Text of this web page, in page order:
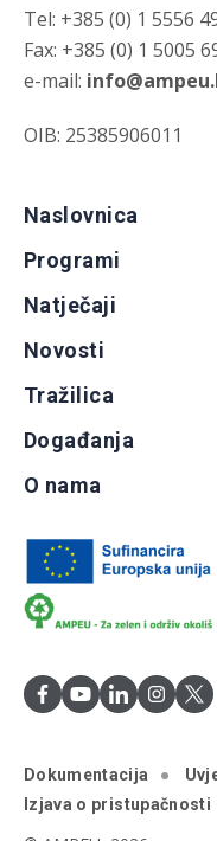
Tel: +385 (0) 1 5556
Fax: +385 (0) 1 5005
e-mail:
OIB: 25385906011
Naslovnica
Programi
Natječaji
Novosti
Tražilica
Događanja
O nama
Dokumentacija
Izjava o pristupačnosti